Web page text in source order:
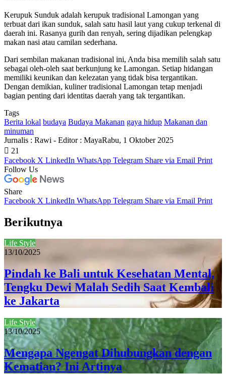
Kerupuk Sunduk adalah kerupuk tradisional Lamongan yang
terbuat dari ikan sunduk, salah satu hasil laut yang cukup terkenal di
daerah ini. Rasanya gurih dan renyah, sering dijadikan pelengkap
makan nasi atau camilan sederhana.
Dari sembilan makanan tradisional ini, Anda bisa memilih salah satu
sebagai oleh-oleh saat berkunjung ke Lamongan. Setiap hidangan
memiliki keunikan dan kelezatan yang tidak bisa tergantikan.
Dengan demikian, kuliner tradisional Lamongan tetap menjadi
bagian penting dari identitas daerah yang tak tergantikan.
Tags
Berita lokal budaya Budaya Makanan gaya hidup Makanan dan
minuman
Jurnalis : Rawi - Editor : MayaRabu, 1 Oktober 2025
21
Facebook X LinkedIn WhatsApp Telegram Share via Email Print
Follow Us
Share
Facebook X LinkedIn WhatsApp Telegram Share via Email Print
Berikutnya
Life Style
13/10/2025
Pindah ke Bali untuk Kesehatan Mental,
Tengku Dewi Malah Sedih Saat Kembali
ke Jakarta
Life Style
13/10/2025
Mengapa Ngengat Dihubungkan dengan
Kematian? Ini Artinya